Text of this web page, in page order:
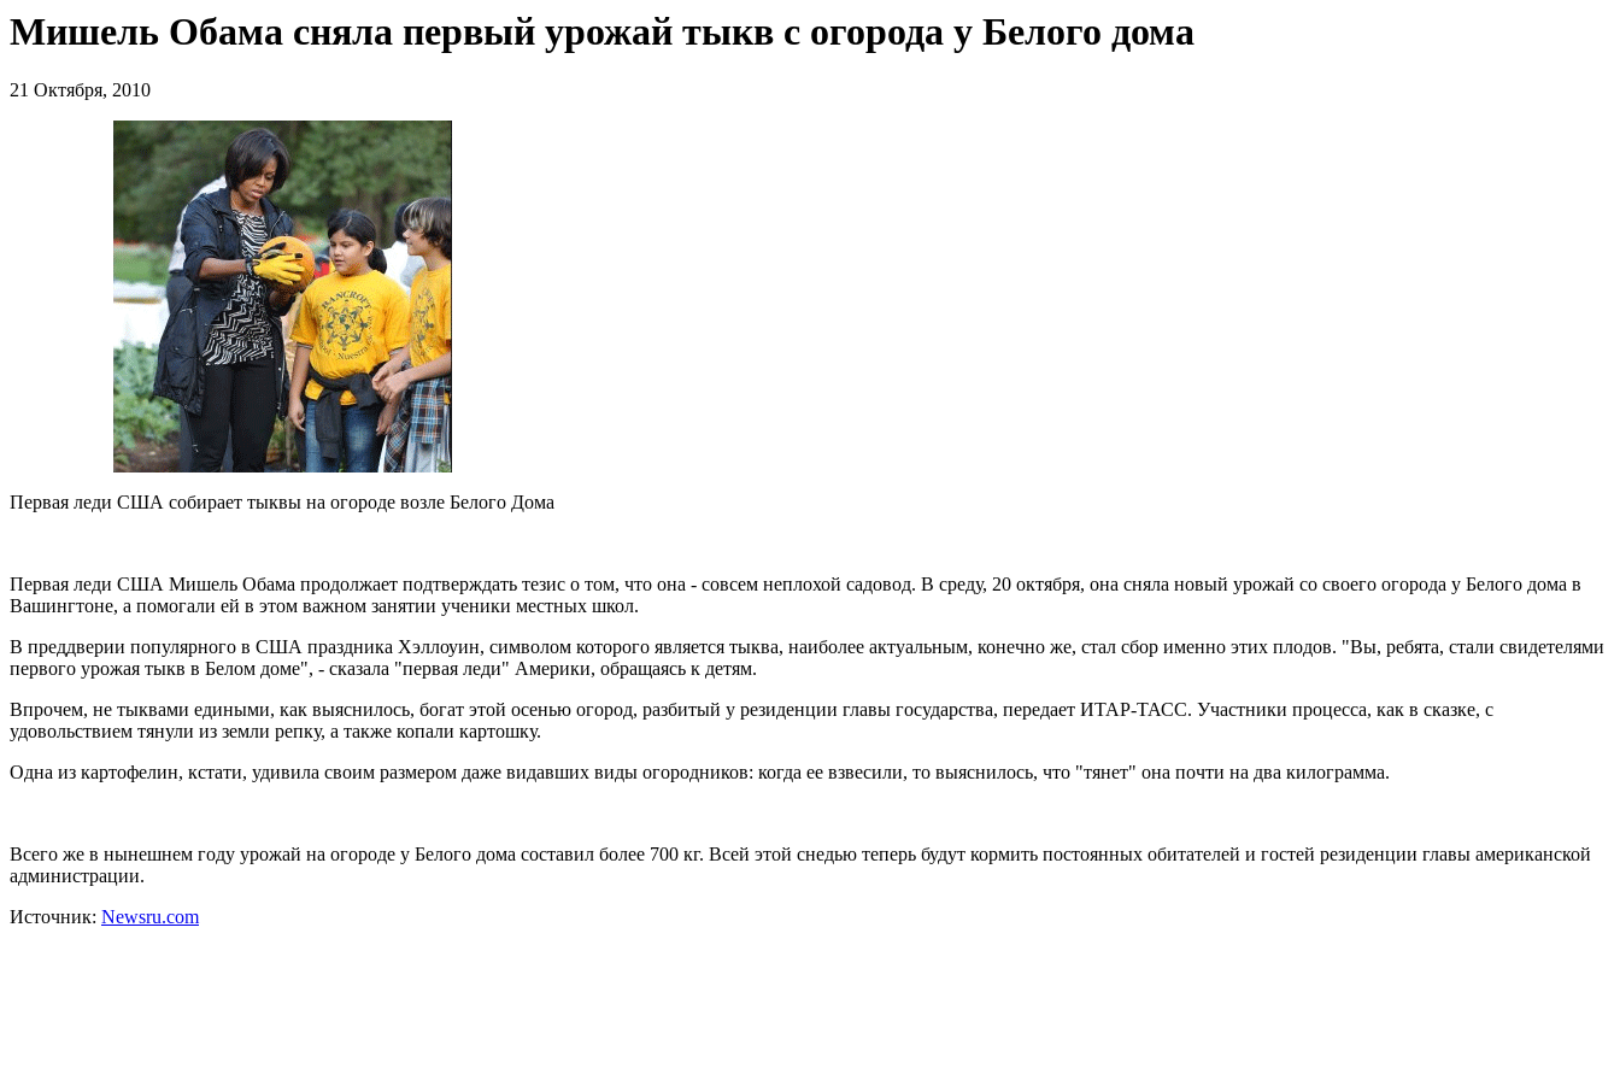
Мишель Обама сняла первый урожай тыкв с огорода у Белого дома
21 Октября, 2010
Первая леди США собирает тыквы на огороде возле Белого Дома
Первая леди США Мишель Обама продолжает подтверждать тезис о том, что она - совсем неплохой садовод. В среду, 20 октября, она сняла новый урожай со своего огорода у Белого дома в
Вашингтоне, а помогали ей в этом важном занятии ученики местных школ.
В преддверии популярного в США праздника Хэллоуин, символом которого является тыква, наиболее актуальным, конечно же, стал сбор именно этих плодов. "Вы, ребята, стали свидетелями
первого урожая тыкв в Белом доме", - сказала "первая леди" Америки, обращаясь к детям.
Впрочем, не тыквами едиными, как выяснилось, богат этой осенью огород, разбитый у резиденции главы государства, передает ИТАР-ТАСС. Участники процесса, как в сказке, с
удовольствием тянули из земли репку, а также копали картошку.
Одна из картофелин, кстати, удивила своим размером даже видавших виды огородников: когда ее взвесили, то выяснилось, что "тянет" она почти на два килограмма.
Всего же в нынешнем году урожай на огороде у Белого дома составил более 700 кг. Всей этой снедью теперь будут кормить постоянных обитателей и гостей резиденции главы американской
администрации.
Источник: Newsru.com